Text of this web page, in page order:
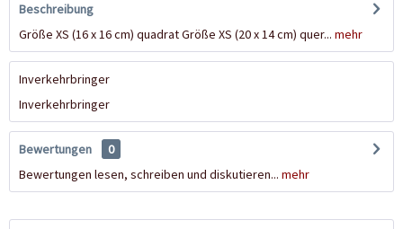
Beschreibung
Größe XS (16 x 16 cm) quadrat Größe XS (20 x 14 cm) quer... mehr
Inverkehrbringer
Inverkehrbringer
Bewertungen
0
Bewertungen lesen, schreiben und diskutieren... mehr